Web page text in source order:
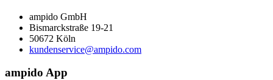
ampido GmbH
Bismarckstraße 19-21
50672 Köln
kundenservice@ampido.com
ampido App